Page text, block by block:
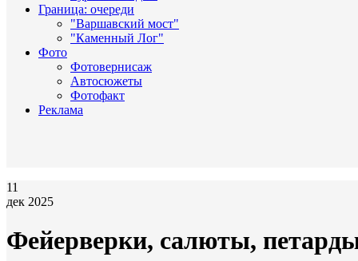
Граница: очереди
"Варшавский мост"
"Каменный Лог"
Фото
Фотовернисаж
Автосюжеты
Фотофакт
Реклама
11
дек 2025
Фейерверки, салюты,